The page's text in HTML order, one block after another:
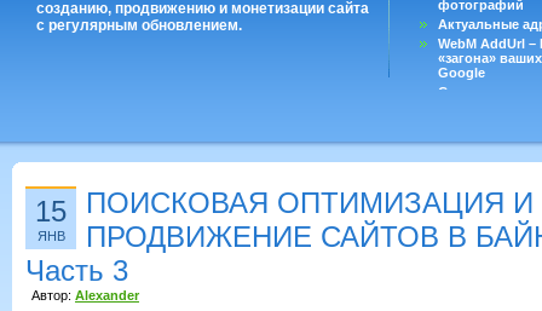
созданию, продвижению и монетизации сайта
с регулярным обновлением.
фотографий
Актуальные
WebM AddUrl
«загона»
Google
Существует
15
ЯНВ
ПОИСКОВАЯ ОПТИМИЗАЦИЯ И
ПРОДВИЖЕНИЕ САЙТОВ В
Часть 3
Автор: Alexander